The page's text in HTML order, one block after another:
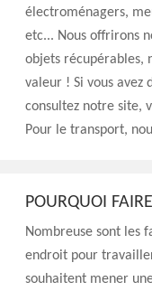
électroménagers,
etc... Nous offrirons
objets récupérables,
valeur ! Si vous avez
consultez notre site,
Pour le transport,
POURQUOI
Nombreuse sont les
endroit pour
souhaitent mener